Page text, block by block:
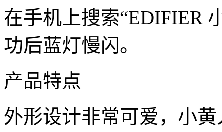
在手机上搜索“EDIFIER
功后蓝灯慢闪。
产品特点
外形设计非常可爱，小